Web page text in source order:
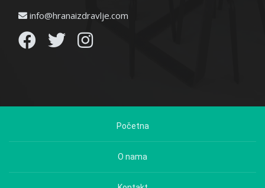
info@hranaizdravlje.com
Početna
O nama